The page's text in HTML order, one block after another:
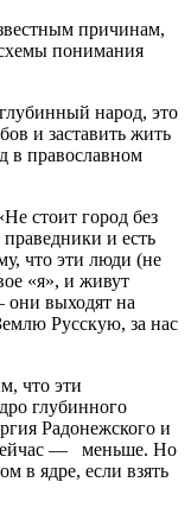
причинам,
понимания
народ, это
и заставить жить
в православном
стоит город без
праведники и есть
что эти люди (не
«я», и живут
они выходят на
Русскую, за нас
что эти
глубинного
Радонежского и
— меньше. Но
в ядре, если взять